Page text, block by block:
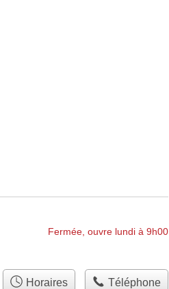
Fermée, ouvre lundi à 9h00
Horaires Téléphone